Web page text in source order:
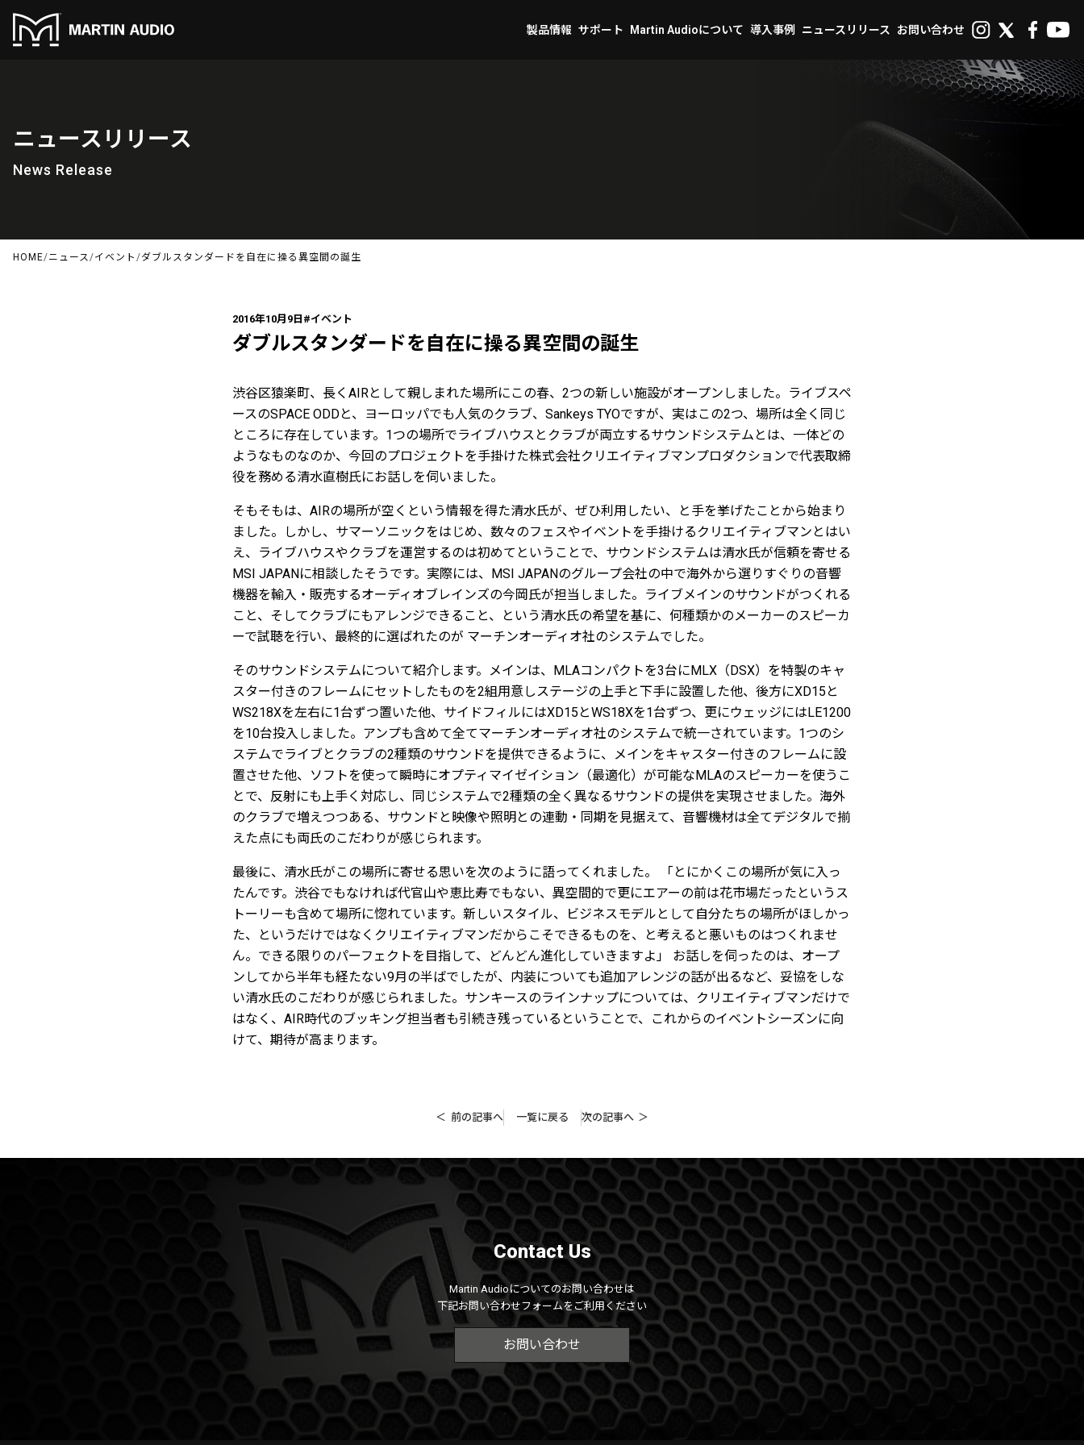
製品情報 サポート Martin Audioについて 導入事例 ニュースリリース お問い合わせ
ニュースリリース
News Release
HOME/ニュース/イベント /ダブルスタンダードを自在に操る異空間の誕生
2016年10月9日 #イベント
ダブルスタンダードを自在に操る異空間の誕生
渋谷区猿楽町、長くAIRとして親しまれた場所にこの春、2つの新しい施設がオープンしました。ライブスペ
ースのSPACE ODDと、ヨーロッパでも人気のクラブ、Sankeys TYOですが、実はこの2つ、場所は全く同じ
ところに存在しています。1つの場所でライブハウスとクラブが両立するサウンドシステムとは、一体どの
ようなものなのか、今回のプロジェクトを手掛けた株式会社クリエイティブマンプロダクションで代表取締
役を務める清水直樹氏にお話しを伺いました。
そもそもは、AIRの場所が空くという情報を得た清水氏が、ぜひ利用したい、と手を挙げたことから始まり
ました。しかし、サマーソニックをはじめ、数々のフェスやイベントを手掛けるクリエイティブマンとはい
え、ライブハウスやクラブを運営するのは初めてということで、サウンドシステムは清水氏が信頼を寄せる
MSI JAPANに相談したそうです。実際には、MSI JAPANのグループ会社の中で海外から選りすぐりの音響
機器を輸入・販売するオーディオブレインズの今岡氏が担当しました。ライブメインのサウンドがつくれる
こと、そしてクラブにもアレンジできること、という清水氏の希望を基に、何種類かのメーカーのスピーカ
ーで試聴を行い、最終的に選ばれたのが マーチンオーディオ社のシステムでした。
そのサウンドシステムについて紹介します。メインは、MLAコンパクトを3台にMLX（DSX）を特製のキャ
スター付きのフレームにセットしたものを2組用意しステージの上手と下手に設置した他、後方にXD15と
WS218Xを左右に1台ずつ置いた他、サイドフィルにはXD15とWS18Xを1台ずつ、更にウェッジにはLE1200
を10台投入しました。アンプも含めて全てマーチンオーディオ社のシステムで統一されています。1つのシ
ステムでライブとクラブの2種類のサウンドを提供できるように、メインをキャスター付きのフレームに設
置させた他、ソフトを使って瞬時にオプティマイゼイション（最適化）が可能なMLAのスピーカーを使うこ
とで、反射にも上手く対応し、同じシステムで2種類の全く異なるサウンドの提供を実現させました。海外
のクラブで増えつつある、サウンドと映像や照明との連動・同期を見据えて、音響機材は全てデジタルで揃
えた点にも両氏のこだわりが感じられます。
最後に、清水氏がこの場所に寄せる思いを次のように語ってくれました。 「とにかくこの場所が気に入っ
たんです。渋谷でもなければ代官山や恵比寿でもない、異空間的で更にエアーの前は花市場だったというス
トーリーも含めて場所に惚れています。新しいスタイル、ビジネスモデルとして自分たちの場所がほしかっ
た、というだけではなくクリエイティブマンだからこそできるものを、と考えると悪いものはつくれませ
ん。できる限りのパーフェクトを目指して、どんどん進化していきますよ」 お話しを伺ったのは、オープ
ンしてから半年も経たない9月の半ばでしたが、内装についても追加アレンジの話が出るなど、妥協をしな
い清水氏のこだわりが感じられました。サンキースのラインナップについては、クリエイティブマンだけで
はなく、AIR時代のブッキング担当者も引続き残っているということで、これからのイベントシーズンに向
けて、期待が高まります。
前の記事へ 一覧に戻る 次の記事へ
Contact Us
Martin Audioについてのお問い合わせは
下記お問い合わせフォームをご利用ください
お問い合わせ